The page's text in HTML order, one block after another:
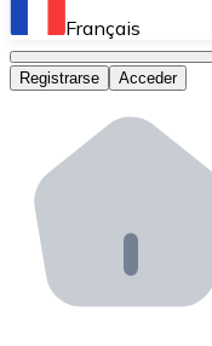
Bitnovo OTC
Bitnovo ATM
Integra un
Bitnovo API
Integra nuestra
Français
Registrarse Acceder